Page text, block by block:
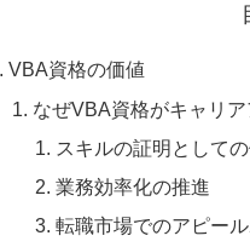
VBA資格の価値
なぜVBA資格がキャリ
スキルの証明として
業務効率化の推進
転職市場でのアピー